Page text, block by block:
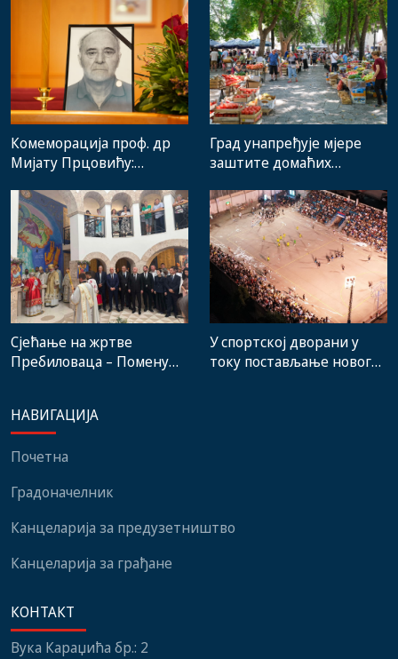
Комеморација проф. др
Мијату Прцовићу:
стручњака и човјека који
је Требиње носио у срцу
Град унапређује мјере
заштите домаћих
градске пијаце
Сјећање на жртве
Пребиловаца – Помену
институција, локалних
заједница и грађани
У спортској дворани у
току постављање новог
НАВИГАЦИЈА
Почетна
Градоначелник
Канцеларија за предузетништво
Канцеларија за грађане
КОНТАКТ
Вука Караџића бр.: 2